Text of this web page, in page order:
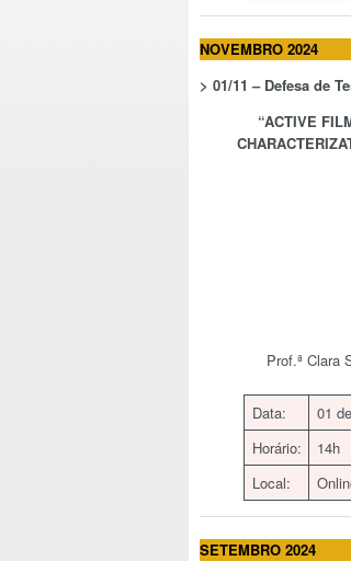
NOVEMBRO 2024
> 01/11 – Defesa de
“ACTIVE
Prof.ª Clara
Data:
01
Horário:
14h
Local:
SETEMBRO 2024